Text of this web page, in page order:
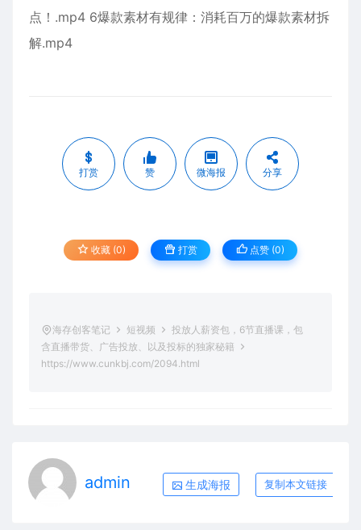
点！.mp4 6爆款素材有规律：消耗百万的爆款素材拆
解.mp4
打赏 赞 微海报 分享
收藏 (0) 打赏 点赞 (0)
海存创客笔记 短视频
投放人薪资包，6节直播课，包
含直播带货、广告投放、以及投标的独家秘籍
https://www.cunkbj.com/2094.html
admin 生成海报 复制本文链接